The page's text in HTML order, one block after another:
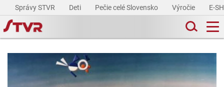
Správy STVR Deti Pečie celé Slovensko Výročie E-